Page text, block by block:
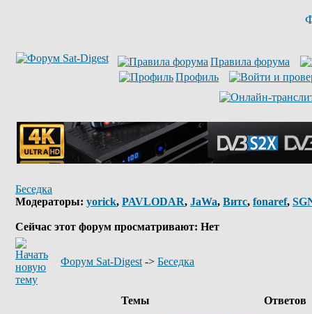
Правила форума
Профиль
Беседка
Модераторы: yorick, PAVLODAR, JaWa, Витс, fonaref,
Сейчас этот форум просматривают: Нет
Форум Sat-Digest -> Беседка
Темы
Ответов